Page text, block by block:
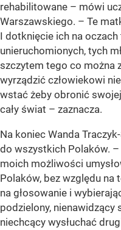
rehabilitowane – mówi
Warszawskiego. – Te
I dotknięcie ich na
unieruchomionych, tych
szczytem tego co można
wyrządzić człowiekowi
wstać żeby obronić
cały świat – zaznacza.
Na koniec Wanda
do wszystkich Polaków. –
moich możliwości
Polaków, bez względu na
na głosowanie i
podzielony, nienawidzący
niechcący wysłuchać